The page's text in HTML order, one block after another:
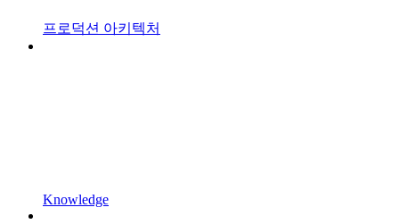
프로덕션 아키텍처
Knowledge